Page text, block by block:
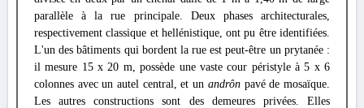
parallèle à la rue principale. Deux phases architecturales,
respectivement classique et hellénistique, ont pu être identifiées.
L'un des bâtiments qui bordent la rue est peut-être un prytanée :
il mesure 15 x 20 m, possède une vaste cour péristyle à 5 x 6
colonnes avec un autel central, et un andrôn pavé de mosaïque.
Les autres constructions sont des demeures privées. Elles